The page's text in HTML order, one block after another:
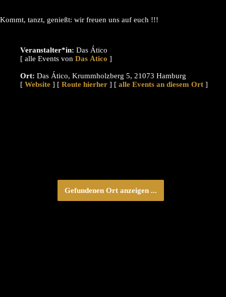
Kommt, tanzt, genießt: wir freuen uns auf euch !!!
Veranstalter*in: Das Ático
[ alle Events von
]
Ort: Das Ático, Krummholzberg 5, 21073 Hamburg
[ Website ] [ Route hierher ] [ alle Events an diesem Ort ]